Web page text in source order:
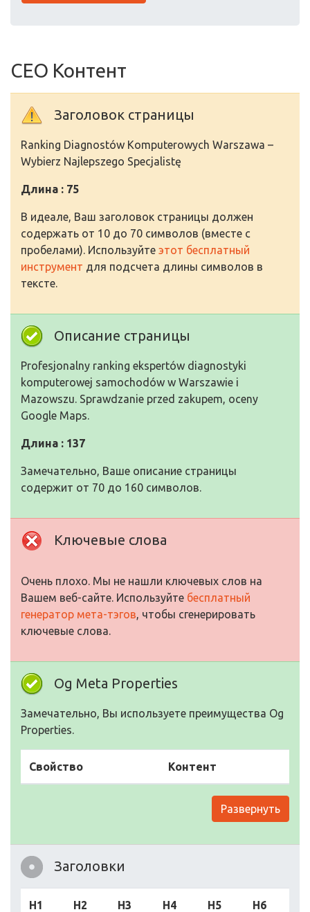
СЕО Контент
Заголовок страницы
Ranking Diagnostów Komputerowych Warszawa –
Wybierz Najlepszego Specjalistę
Длина : 75
В идеале, Ваш заголовок страницы должен
содержать от 10 до 70 символов (вместе с
пробелами). Используйте этот бесплатный
инструмент для подсчета длины символов в
тексте.
Описание страницы
Profesjonalny ranking ekspertów diagnostyki
komputerowej samochodów w Warszawie i
Mazowszu. Sprawdzanie przed zakupem, oceny
Google Maps.
Длина : 137
Замечательно, Ваше описание страницы
содержит от 70 до 160 символов.
Ключевые слова
Очень плохо. Мы не нашли ключевых слов на
Вашем веб-сайте. Используйте бесплатный
генератор мета-тэгов, чтобы сгенерировать
ключевые слова.
Og Meta Properties
Замечательно, Вы используете преимущества Og
Properties.
Свойство Контент
Развернуть
Заголовки
H1 H2 H3 H4 H5 H6